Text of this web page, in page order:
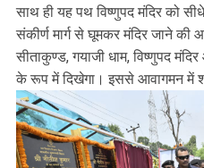
साथ ही यह पथ विष्णुपद मंदिर को
संकीर्ण मार्ग से घूमकर मंदिर जाने
सीताकुण्ड, गयाजी धाम, विष्णुपद
के रूप में दिखेगा। इससे आवागमन में